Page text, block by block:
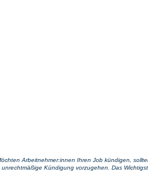
Arbeitnehmer:innen Ihren Job kündigen,
Kündigung vorzugehen. Das